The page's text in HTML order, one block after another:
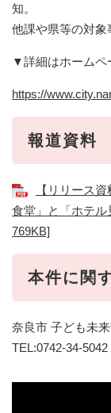
知。
他課や県等の対象
▼詳細はホームペ
https://
報道資料
【リリース
食堂」と「ホテル
769KB]
本件に関
奈良市 子ども未
TEL:0742-34-5042